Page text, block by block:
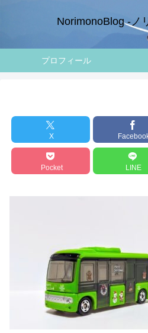
NorimonoBlog -ノ
プロフィール
X
Pocket LINE